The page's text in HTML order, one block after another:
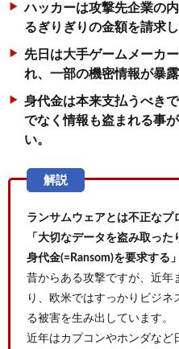
ハッカーは攻撃先企業の
るぎりぎりの金額を請求し
先日は大手ゲームメーカ
れ、一部の機密情報が暴
身代金は本来支払うべき
でなく情報も盗まれる事
い。
ランサムウェアとは不正なプ
「大切なデータを盗み取った
身代金(=Ransom)を要求する
昔からある攻撃ですが、近年
り、欧米ではすっかりビジネ
る被害を生み出しています。
近年はカプコンやホンダなど